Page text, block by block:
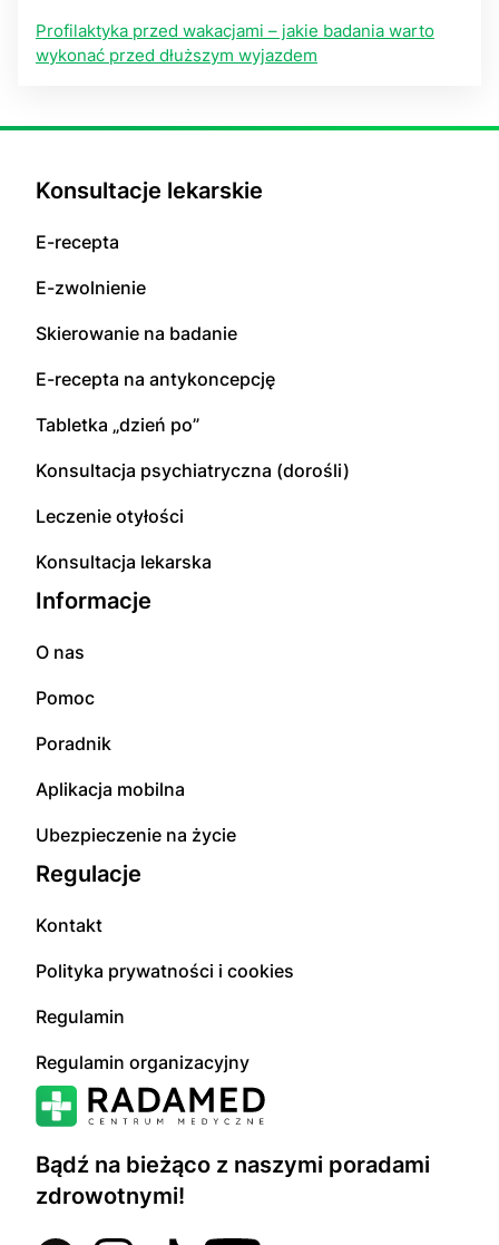
Profilaktyka przed wakacjami – jakie badania warto
wykonać przed dłuższym wyjazdem
Bądź na bieżąco z naszymi poradami
zdrowotnymi!
Konsultacje lekarskie
E-recepta
E-zwolnienie
Skierowanie na badanie
E-recepta na antykoncepcję
Tabletka „dzień po”
Konsultacja psychiatryczna (dorośli)
Leczenie otyłości
Konsultacja lekarska
Informacje
O nas
Pomoc
Poradnik
Aplikacja mobilna
Ubezpieczenie na życie
Regulacje
Kontakt
Polityka prywatności i cookies
Regulamin
Regulamin organizacyjny